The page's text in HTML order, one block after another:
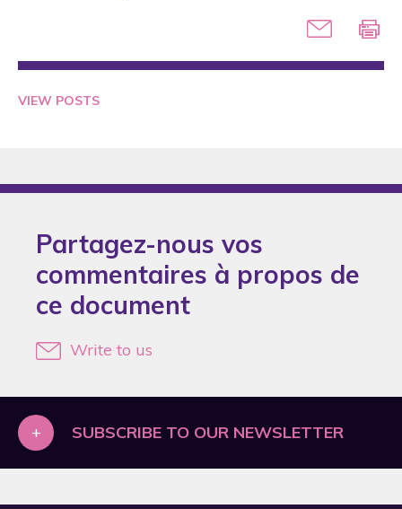
2014
2015
2016
2020
2021
VIEW POSTS
Partagez-nous vos
commentaires à propos de
ce document
Write to us
+ SUBSCRIBE TO OUR NEWSLETTER